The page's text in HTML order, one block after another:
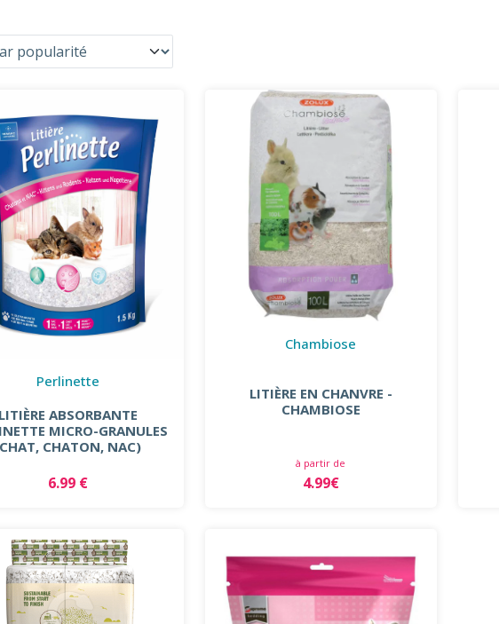
Perlinette
LITIÈRE ABSORBANTE
MICRO-GRANULES
CHATON, NAC)
6.99 €
Chambiose
LITIÈRE EN CHANVRE -
CHAMBIOSE
à partir de
4.99€